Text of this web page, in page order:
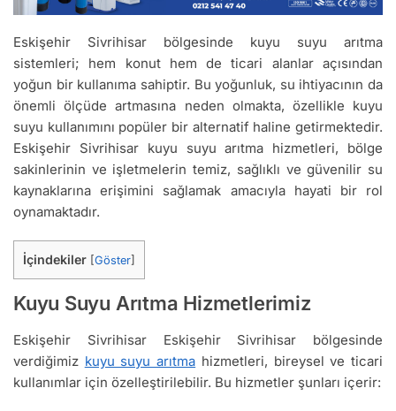
Eskişehir Sivrihisar bölgesinde kuyu suyu arıtma
sistemleri; hem konut hem de ticari alanlar açısından
yoğun bir kullanıma sahiptir. Bu yoğunluk, su ihtiyacının da
önemli ölçüde artmasına neden olmakta, özellikle kuyu
suyu kullanımını popüler bir alternatif haline getirmektedir.
Eskişehir Sivrihisar kuyu suyu arıtma hizmetleri, bölge
sakinlerinin ve işletmelerin temiz, sağlıklı ve güvenilir su
kaynaklarına erişimini sağlamak amacıyla hayati bir rol
oynamaktadır.
İçindekiler Göster
Kuyu Suyu Arıtma Hizmetlerimiz
Eskişehir Sivrihisar Eskişehir Sivrihisar bölgesinde
verdiğimiz kuyu suyu arıtma hizmetleri, bireysel ve ticari
kullanımlar için özelleştirilebilir. Bu hizmetler şunları içerir: